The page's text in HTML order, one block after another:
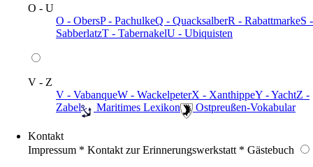
O - U
O - ObersP - PachulkeQ - QuacksalberR - RabattmarkeS -
SabberlatzT - TabernakelU - Ubiquisten
V - Z
V - VabanqueW - WackelpeterX - XanthippeY - YachtZ -
Zabel
️ Maritimes Lexikon ️ Ostpreußen-Vokabular
Kontakt
Impressum * Kontakt zur Erinnerungswerkstatt * Gästebuch